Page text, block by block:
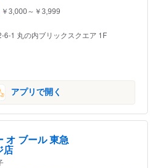
￥3,000～￥3,999
6-1 丸の内ブリックスクエア 1F
アプリで開く
オ ブール 東急
店